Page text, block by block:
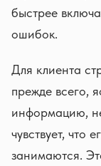
быстрее
ошибок.
Для клиента
прежде всего,
информацию,
чувствует, что
занимаются.